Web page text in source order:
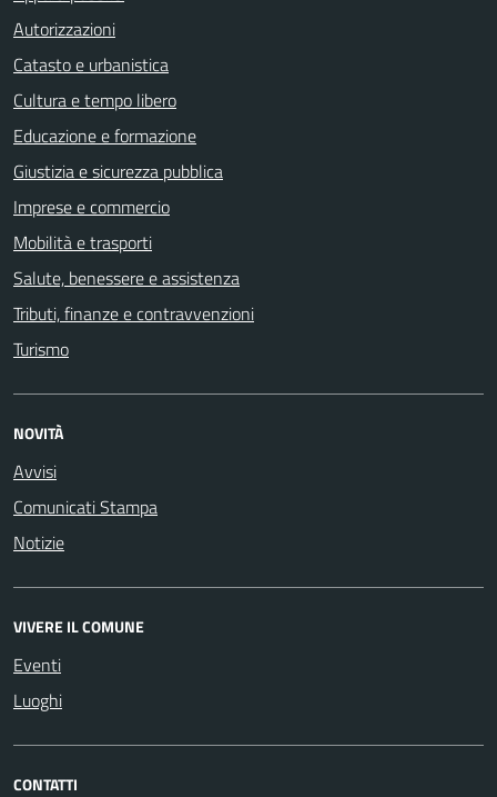
Autorizzazioni
Catasto e urbanistica
Cultura e tempo libero
Educazione e formazione
Giustizia e sicurezza pubblica
Imprese e commercio
Mobilità e trasporti
Salute, benessere e assistenza
Tributi, finanze e contravvenzioni
Turismo
NOVITÀ
Avvisi
Comunicati Stampa
Notizie
VIVERE IL COMUNE
Eventi
Luoghi
CONTATTI